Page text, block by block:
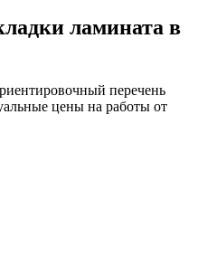
ламината в
перечень
цены на работы от